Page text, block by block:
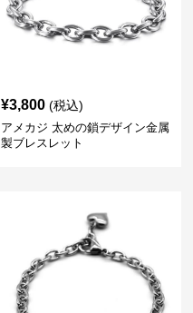
¥3,800 (税込)
アメカジ 太めの鎖デザイン金属
製ブレスレット